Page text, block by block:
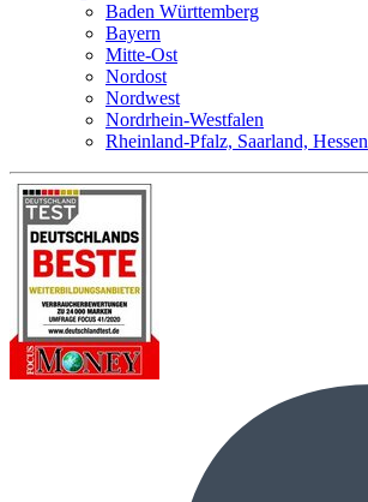
Baden Württemberg
Bayern
Mitte-Ost
Nordost
Nordwest
Nordrhein-Westfalen
Rheinland-Pfalz, Saarland, Hessen